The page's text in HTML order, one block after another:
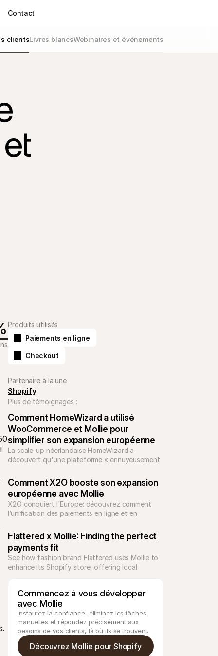
Contact
clientsLivres blancsWebinaires et événements
Produits utilisés
Paiements en ligne
Checkout
Partenaire à la une
Shopify
Plus de témoignages :
Comment HomeWizard a utilisé
WooCommerce et Mollie pour
simplifier son expansion européenne
La scale-up néerlandaise HomeWizard a
découvert qu'une plateforme « ennuyeusement
européenne très ambitieuse avec une équipe
réduite.
Comment X2O booste son expansion
européenne avec Mollie
X2O conquiert l'Europe: découvrez comment
l’unification des paiements en ligne et en
quelques minutes.
Flattered x Mollie: Finding the perfect
payments fit
See how fashion brand Flattered uses Mollie to
enhance its Shopify store, offering local
Commencez à vous développer
avec Mollie
Instaurez la confiance, éliminez les tâches
manuelles et répondez précisément aux
besoins de vos clients, là où ils se trouvent.
Découvrez Mollie pour Shopify